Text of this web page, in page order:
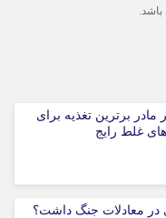
برترین تغذیه برای
غلط رایج
چه تاثیری در معادلات جنگ داشت؟